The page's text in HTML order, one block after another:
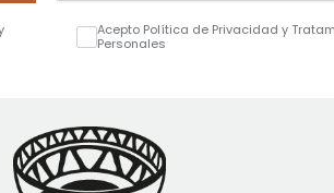
Acepto Política de Privacidad y
Personales